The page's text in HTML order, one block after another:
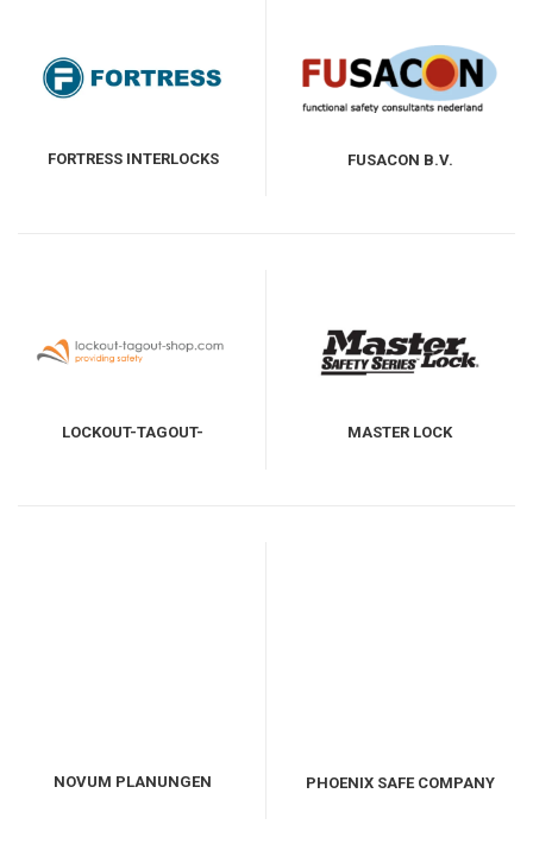
FORTRESS INTERLOCKS FUSACON B.V.
LOCKOUT-TAGOUT-
MASTER LOCK
NOVUM PLANUNGEN
PHOENIX SAFE COMPANY